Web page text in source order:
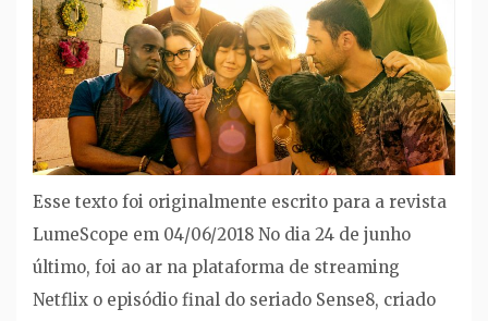
Esse texto foi originalmente escrito para a revista
LumeScope em 04/06/2018 No dia 24 de junho
último, foi ao ar na plataforma de streaming
Netflix o episódio final do seriado Sense8, criado